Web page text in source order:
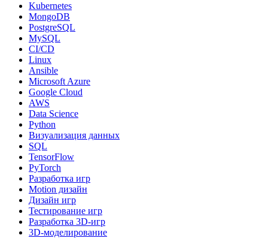
Kubernetes
MongoDB
PostgreSQL
MySQL
CI/CD
Linux
Ansible
Microsoft Azure
Google Cloud
AWS
Data Science
Python
Визуализация данных
SQL
TensorFlow
PyTorch
Разработка игр
Motion дизайн
Дизайн игр
Тестирование игр
Разработка 3D-игр
3D-моделирование